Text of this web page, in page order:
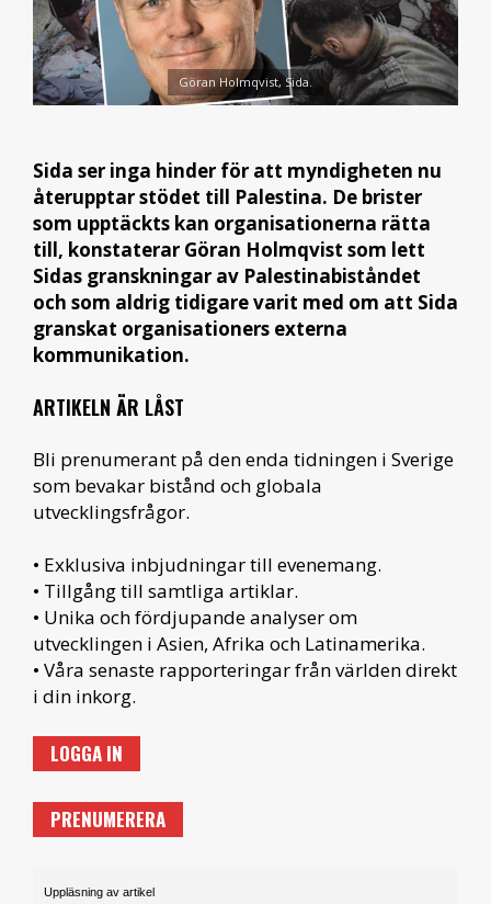
Göran Holmqvist, Sida.
Sida ser inga hinder för att myndigheten nu
återupptar stödet till Palestina. De brister
som upptäckts kan organisationerna rätta
till, konstaterar Göran Holmqvist som lett
Sidas granskningar av Palestinabiståndet
och som aldrig tidigare varit med om att Sida
granskat organisationers externa
kommunikation.
ARTIKELN ÄR LÅST
Bli prenumerant på den enda tidningen i Sverige
som bevakar bistånd och globala
utvecklingsfrågor.
• Exklusiva inbjudningar till evenemang.
• Tillgång till samtliga artiklar.
• Unika och fördjupande analyser om
utvecklingen i Asien, Afrika och Latinamerika.
• Våra senaste rapporteringar från världen direkt
i din inkorg.
LOGGA IN
PRENUMERERA
Uppläsning av artikel